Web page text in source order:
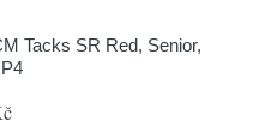
Tacks SR Red, Senior,